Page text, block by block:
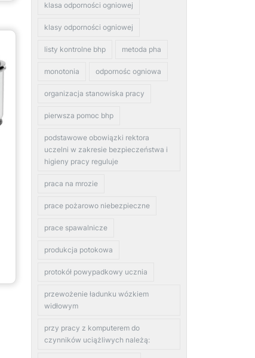
klasa odporności ogniowej
klasy odporności ogniowej
listy kontrolne bhp metoda pha
monotonia odpornośc ogniowa
organizacja stanowiska pracy
pierwsza pomoc bhp
podstawowe obowiązki rektora
uczelni w zakresie bezpieczeństwa i
higieny pracy reguluje
praca na mrozie
prace pożarowo niebezpieczne
prace spawalnicze
produkcja potokowa
protokół powypadkowy ucznia
przewożenie ładunku wózkiem
widłowym
przy pracy z komputerem do
czynników uciążliwych należą: